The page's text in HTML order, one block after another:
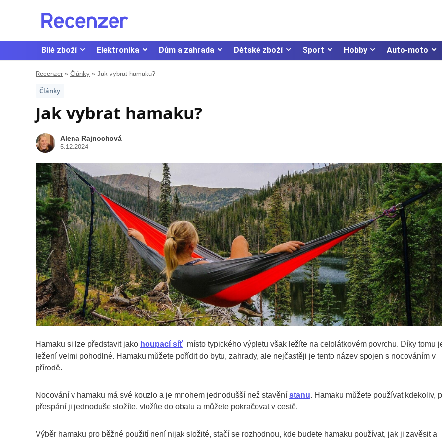
Bílé zboží Elektronika Dům a zahrada Dětské zboží Sport Hobby Auto-moto
Recenzer » Články » Jak vybrat hamaku?
Články
Jak vybrat hamaku?
Alena Rajnochová
5.12.2024
Hamaku si lze představit jako houpací síť, místo typického výpletu však ležíte na celolátkovém povrchu. Díky tomu
ležení velmi pohodlné. Hamaku můžete pořídit do bytu, zahrady, ale nejčastěji je tento název spojen s nocováním v
přírodě.
Nocování v hamaku má své kouzlo a je mnohem jednodušší než stavění stanu. Hamaku můžete používat kdekoliv,
přespání ji jednoduše složíte, vložíte do obalu a můžete pokračovat v cestě.
Výběr hamaku pro běžné použití není nijak složité, stačí se rozhodnou, kde budete hamaku používat, jak ji zavěsit a